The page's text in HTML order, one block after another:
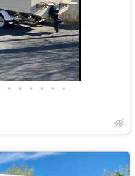
• • • • • •